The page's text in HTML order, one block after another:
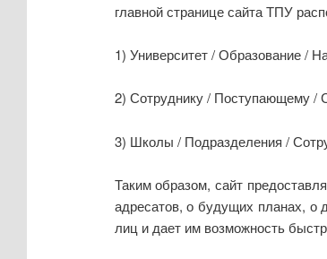
главной странице сайта ТПУ
1) Университет / Образование /
2) Сотруднику / Поступающему /
3) Школы / Подразделения /
Таким образом, сайт
адресатов, о будущих планах, о
лиц и дает им возможность